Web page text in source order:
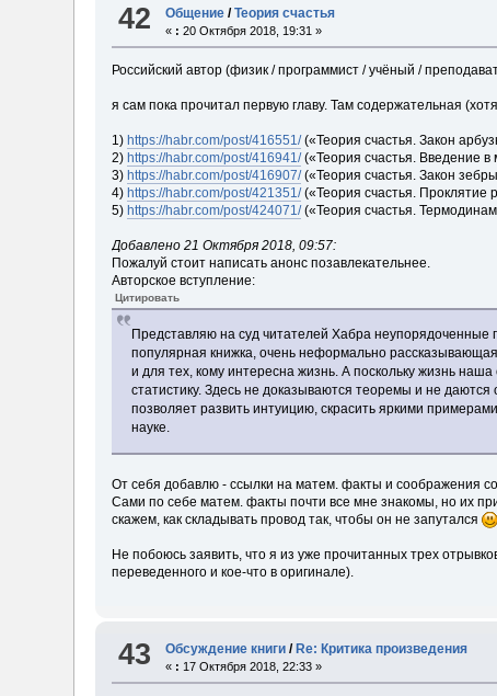
42 Общение /Теория счастья
« : 20 Октября 2018, 19:31 »
Российский автор (физик / программист / учёный /
я сам пока прочитал первую главу. Там содержательная
1) https://habr.com/post/416551/(«Теория счастья. Закон
2) https://habr.com/post/416941/(«Теория счастья. Введение
3) https://habr.com/post/416907/(«Теория счастья. Закон
4) https://habr.com/post/421351/(«Теория счастья. Проклятие
5) https://habr.com/post/424071/(«Теория счастья.
Добавлено 21 Октября 2018, 09:57:
Пожалуй стоит написать анонс позавлекательнее.
Авторское вступление:
Цитировать
Представляю на суд читателей Хабра неупорядоченные
популярная книжка, очень неформально
и для тех, кому интересна жизнь. А поскольку жизнь
статистику. Здесь не доказываются теоремы и не
позволяет развить интуицию, скрасить яркими
науке.
От себя добавлю - ссылки на матем. факты и соображения
Сами по себе матем. факты почти все мне знакомы, но их
скажем, как складывать провод так, чтобы он не запутался
Не побоюсь заявить, что я из уже прочитанных трех
переведенного и кое-что в оригинале).
43 Обсуждение книги /Re: Критика произведения
« : 17 Октября 2018, 22:33 »